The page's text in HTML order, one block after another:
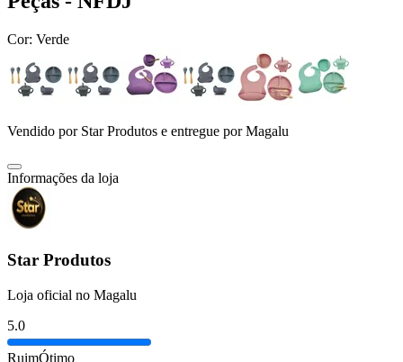
Cor: Verde
Vendido por Star Produtos e entregue por Magalu
Informações da loja
Star Produtos
Loja oficial no Magalu
5.0
RuimÓtimo